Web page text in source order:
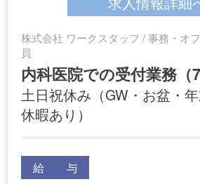
株式会社 ワークスタッフ / 事務・オ
員
内科医院での受付業務（
土日祝休み（GW・お盆・
休暇あり）
給 与